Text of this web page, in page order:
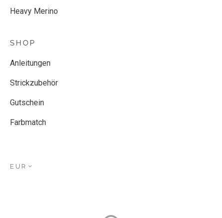
Heavy Merino
SHOP
Anleitungen
Strickzubehör
Gutschein
Farbmatch
EUR